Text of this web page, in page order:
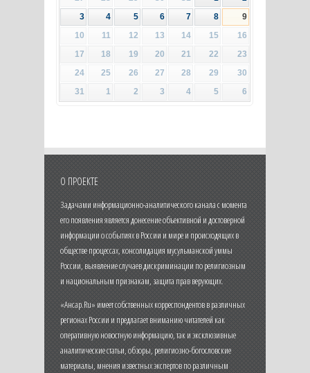
3
4 5 6 7 8
9
10
11 12 13 14 15
16
17
18 19 20 21 22
23
24
25 26 27 28 29
30
31
1 2 3 4 5 6
О ПРОЕКТЕ
Задачами информационно-аналитического канала с момента
его появления является донесение объективной и достоверной
информации о событиях в России и мире и происходящих в
обществе процессах, консолидация мусульманской уммы
России, выявление случаев дискриминации по религиозным
и национальным признакам, защита прав верующих.
«Ансар.Ru» имеет собственных корреспондентов в различных
регионах России и предлагает вниманию читателей как
оперативную новостную информацию, так и эксклюзивные
аналитические статьи, обзоры, религиозно-богословские
материалы, мнения известных экспертов по различным